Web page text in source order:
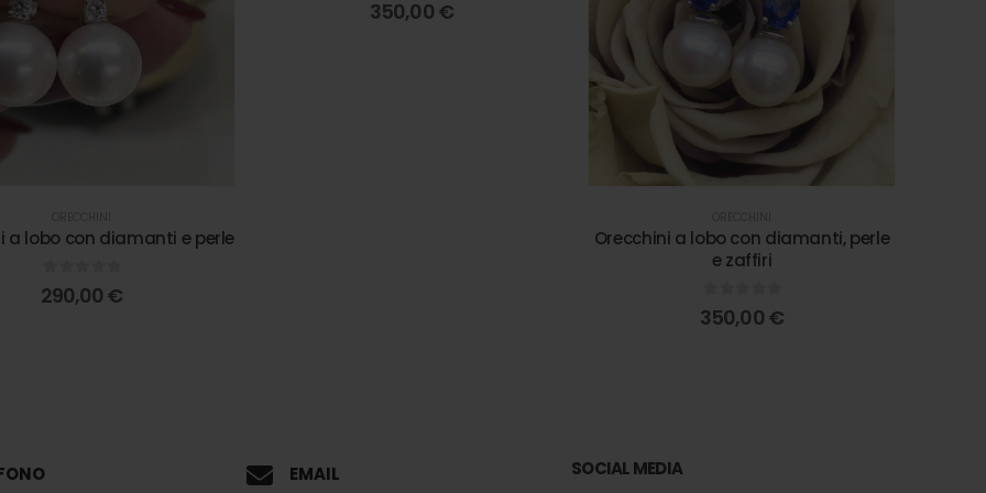
a lobo con diamanti e perle
0 out of 5
290,00 €
350,00 €
Orecchini a lobo con diamanti, perle
e zaffiri
0out of 5
350,00 €
EMAIL SOCIAL MEDIA